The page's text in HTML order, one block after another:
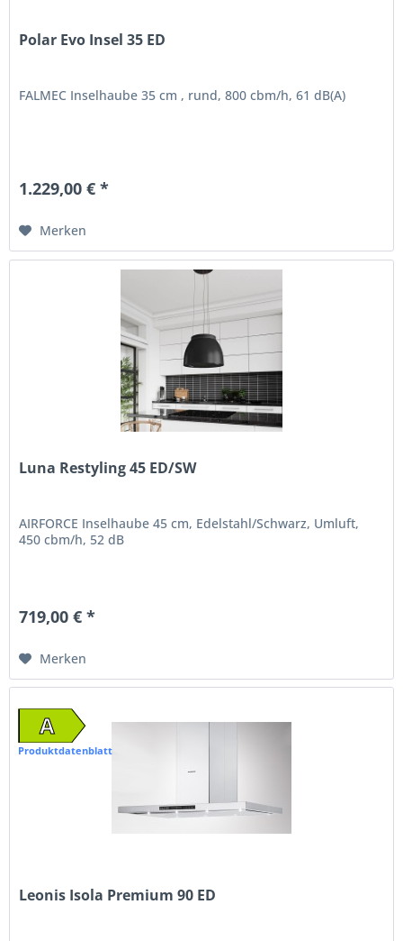
Polar Evo Insel 35 ED
FALMEC Inselhaube 35 cm , rund, 800 cbm/h, 61 dB(A)
1.229,00 € *
Merken
Luna Restyling 45 ED/SW
AIRFORCE Inselhaube 45 cm, Edelstahl/Schwarz, Umluft,
450 cbm/h, 52 dB
719,00 € *
Merken
A
Produktdatenblatt
Leonis Isola Premium 90 ED